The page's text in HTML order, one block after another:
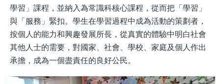
學習」課程，並納入為常識科核心課程，從而把「學習」
與「服務」緊扣。學生在學習過程中成為活動的策劃者，
按個人的能力和興趣發展所長，從真實的體驗中明白社會
其他人士的需要，對國家、社會、學校、家庭及個人作出
承擔，成為一個盡責任的良好公民。